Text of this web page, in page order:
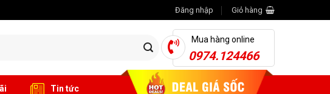
Đăng nhập Giỏ hàng
Mua hàng online
0974.124466
Tin tức